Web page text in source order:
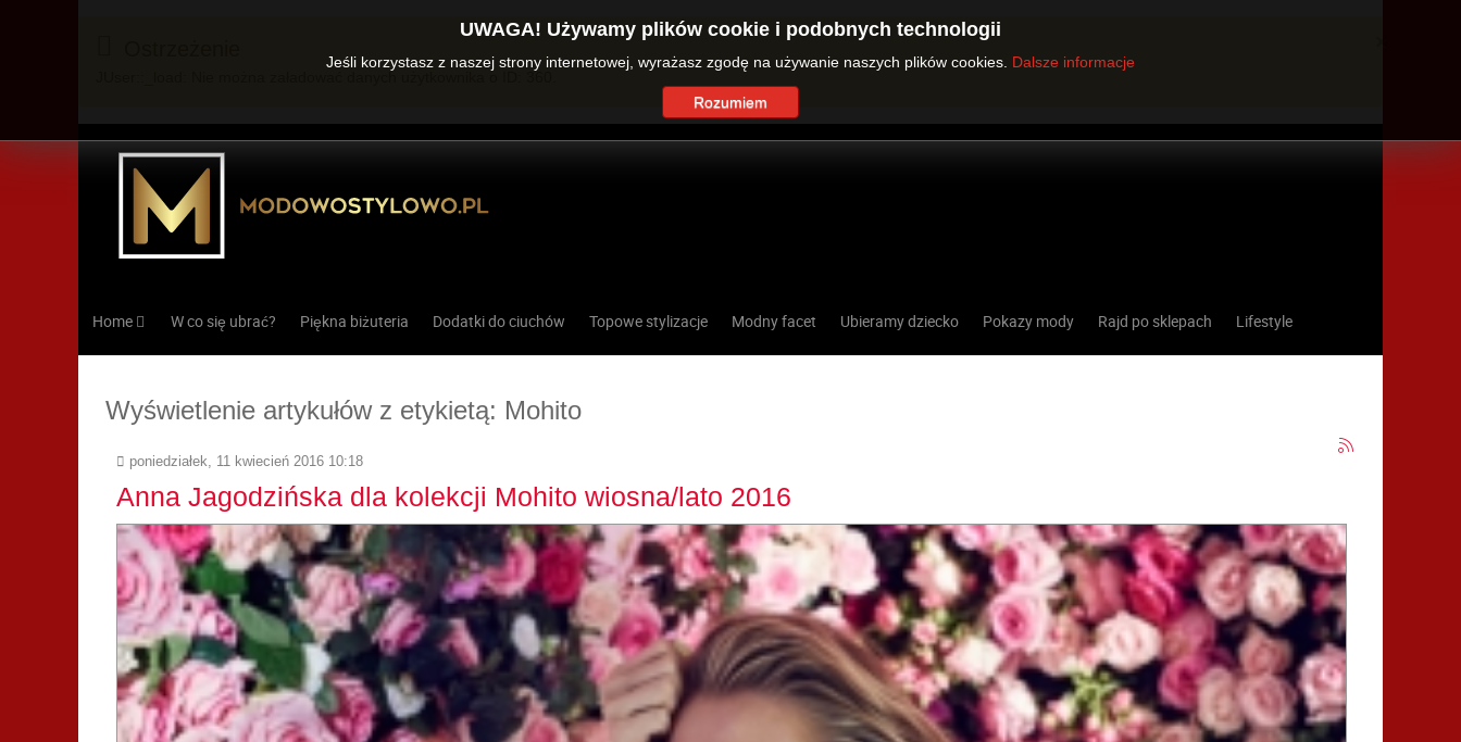
Home W co się ubrać? Piękna biżuteria Dodatki do ciuchów Topowe stylizacje Modny facet Ubieramy dziecko Pokazy mody Rajd po sklepach Lifestyle
Wyświetlenie artykułów z etykietą: Mohito
poniedziałek, 11 kwiecień 2016 10:18
Anna Jagodzińska dla kolekcji Mohito wiosna/lato 2016
UWAGA! Używamy plików cookie i podobnych technologii
Jeśli korzystasz z naszej strony internetowej, wyrażasz zgodę na używanie naszych plików cookies. Dalsze informacje
Rozumiem